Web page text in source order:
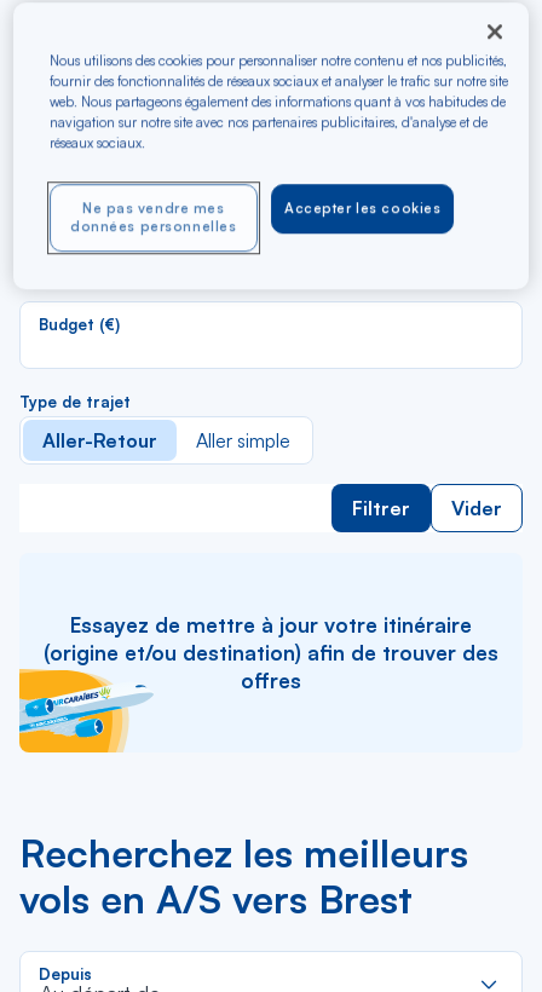
vols en A/R vers Brest
Depuis
Vers
Pour aller vers
Budget (€)
Type de trajet
Aller-Retour Aller simple
Filtrer Vider
Essayez de mettre à jour votre itinéraire
(origine et/ou destination) afin de trouver des
offres
Recherchez les meilleurs
vols en A/S vers Brest
Depuis
Nous utilisons des cookies pour personnaliser notre contenu et nos publicités,
fournir des fonctionnalités de réseaux sociaux et analyser le trafic sur notre site
web. Nous partageons également des informations quant à vos habitudes de
navigation sur notre site avec nos partenaires publicitaires, d'analyse et de
réseaux sociaux.
Accepter les cookies
Ne pas vendre mes
données personnelles